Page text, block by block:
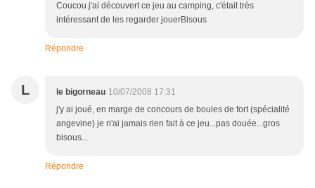
Coucou j'ai découvert ce jeu au camping, c'était très
intéressant de les regarder jouerBisous
Répondre
L le bigorneau 10/07/2008 17:31
j'y ai joué, en marge de concours de boules de fort (spécialité
angevine) je n'ai jamais rien fait à ce jeu...pas douée...gros
bisous...
Répondre